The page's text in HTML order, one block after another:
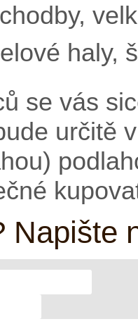
haly,
se vás
určitě
Napište